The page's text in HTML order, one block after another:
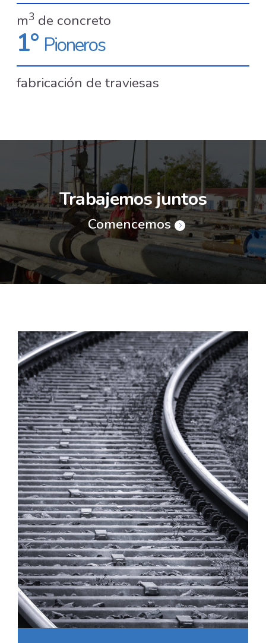
m3 de concreto
1° Pioneros
fabricación de traviesas
Trabajemos juntos
Comencemos